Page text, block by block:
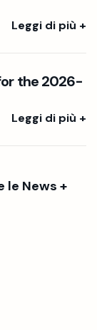
Leggi di più +
the 2026-
Leggi di più +
le News +